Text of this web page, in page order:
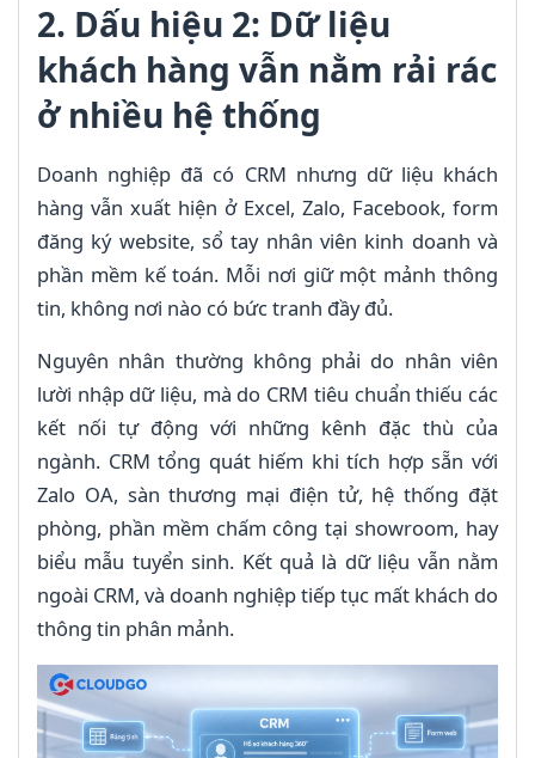
2. Dấu hiệu 2: Dữ liệu
khách hàng vẫn nằm rải rác
ở nhiều hệ thống
Doanh nghiệp đã có CRM nhưng dữ liệu khách
hàng vẫn xuất hiện ở Excel, Zalo, Facebook, form
đăng ký website, sổ tay nhân viên kinh doanh và
phần mềm kế toán. Mỗi nơi giữ một mảnh thông
tin, không nơi nào có bức tranh đầy đủ.
Nguyên nhân thường không phải do nhân viên
lười nhập dữ liệu, mà do CRM tiêu chuẩn thiếu các
kết nối tự động với những kênh đặc thù của
ngành. CRM tổng quát hiếm khi tích hợp sẵn với
Zalo OA, sàn thương mại điện tử, hệ thống đặt
phòng, phần mềm chấm công tại showroom, hay
biểu mẫu tuyển sinh. Kết quả là dữ liệu vẫn nằm
ngoài CRM, và doanh nghiệp tiếp tục mất khách do
thông tin phân mảnh.